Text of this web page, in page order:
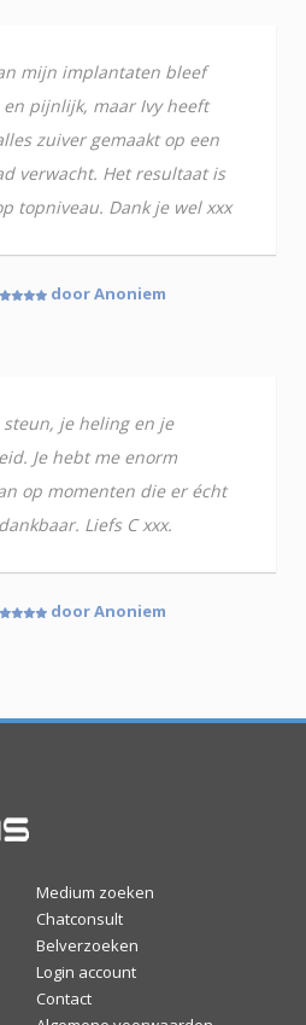
mijn implantaten bleef
pijnlijk, maar Ivy heeft
zuiver gemaakt op een
verwacht. Het resultaat is
topniveau. Dank je wel xxx
door Anoniem
je heling en je
Je hebt me enorm
op momenten die er écht
Liefs C xxx.
door Anoniem
Medium zoeken
Chatconsult
Belverzoeken
Login account
Contact